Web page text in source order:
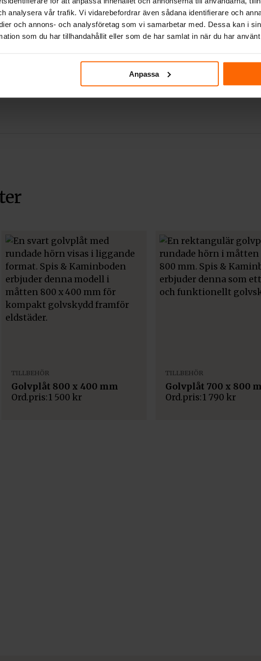
analysera vår trafik. Vi vidarebefordrar även sådana identifierare och
och annons- och analysföretag som vi samarbetar med. Dessa kan i
som du har tillhandahållit eller som de har samlat in när du har
Anpassa
konstruktion
vedekonomi
eldstad – du får ett intelligent värmelagringssystem
TILLBEHÖR
Golvplåt 800 x 400 mm
1 500 kr
TILLBEHÖR
Golvplåt 700 x 800
1 790 kr